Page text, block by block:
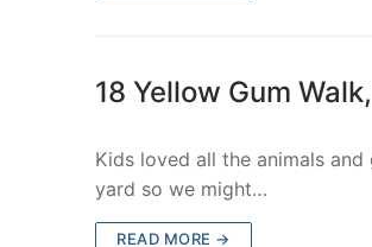
18 Yellow Gum
Kids loved all the animals
yard so we might…
READ MORE →